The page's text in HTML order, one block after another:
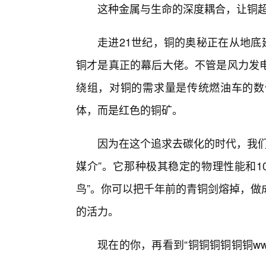
这种金属与生命的深度耦合，让铜
走进21世纪，铜的奥秘正在从地
铜才是真正的幕后大佬。不管是风力
绕组，对铜的需求量是传统燃油车的
体，而是红色的铜矿。
因为在这个追求去碳化的时代，我
媒介”。它那种极其稳定的物理性能和
鸟”。你可以把千年前的青铜剑熔掉，
的活力。
现在的你，再看到“铜铜铜铜铜铜